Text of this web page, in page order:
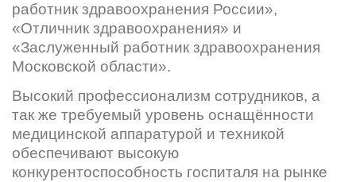
работник здравоохранения России»,
«Отличник здравоохранения» и
«Заслуженный работник здравоохранения
Московской области».
Высокий профессионализм сотрудников, а
так же требуемый уровень оснащённости
медицинской аппаратурой и техникой
обеспечивают высокую
конкурентоспособность госпиталя на рынке